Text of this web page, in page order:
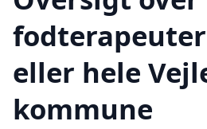
eller hele
kommune